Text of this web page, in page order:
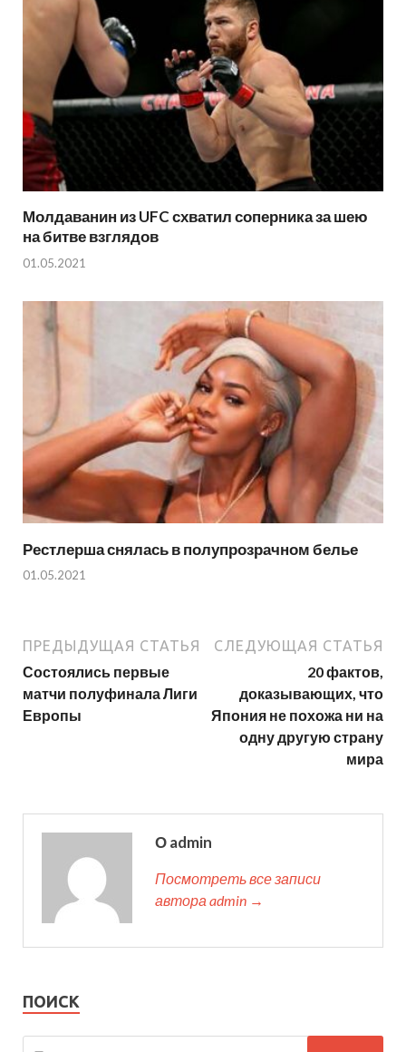
Молдаванин из UFC схватил соперника за шею
на битве взглядов
01.05.2021
Рестлерша снялась в полупрозрачном белье
01.05.2021
ПРЕДЫДУЩАЯ СТАТЬЯ
Состоялись первые
матчи полуфинала Лиги
Европы
СЛЕДУЮЩАЯ СТАТЬЯ
20 фактов,
доказывающих, что
Япония не похожа ни на
одну другую страну
мира
О admin
Посмотреть все записи
автора admin →
ПОИСК